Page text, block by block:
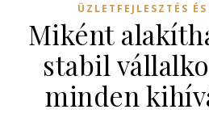
ÜZLETFEJLESZTÉS
Miként
stabil
minden